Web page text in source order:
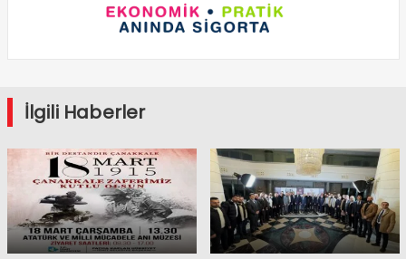
İlgili Haberler